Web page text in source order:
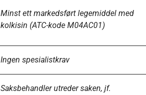
Minst ett markedsført legemiddel med
kolkisin (ATC-kode M04AC01)
Ingen spesialistkrav
Saksbehandler utreder saken, jf.